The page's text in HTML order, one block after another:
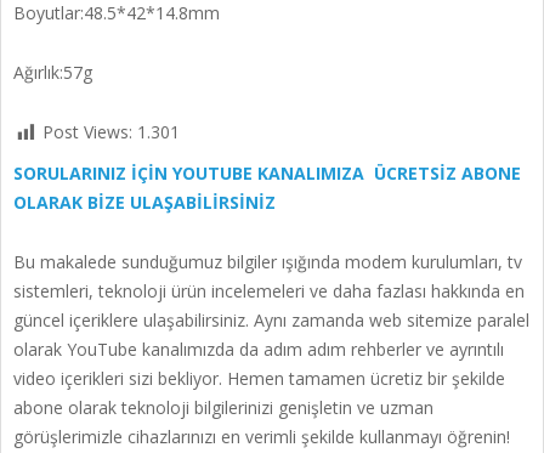
Boyutlar:48.5*42*14.8mm
Ağırlık:57g
Post Views: 1.301
SORULARINIZ İÇİN YOUTUBE KANALIMIZA ÜCRETSİZ ABONE
OLARAK BİZE ULAŞABİLİRSİNİZ
Bu makalede sunduğumuz bilgiler ışığında modem kurulumları, tv
sistemleri, teknoloji ürün incelemeleri ve daha fazlası hakkında en
güncel içeriklere ulaşabilirsiniz. Aynı zamanda web sitemize paralel
olarak YouTube kanalımızda da adım adım rehberler ve ayrıntılı
video içerikleri sizi bekliyor. Hemen tamamen ücretiz bir şekilde
abone olarak teknoloji bilgilerinizi genişletin ve uzman
görüşlerimizle cihazlarınızı en verimli şekilde kullanmayı öğrenin!